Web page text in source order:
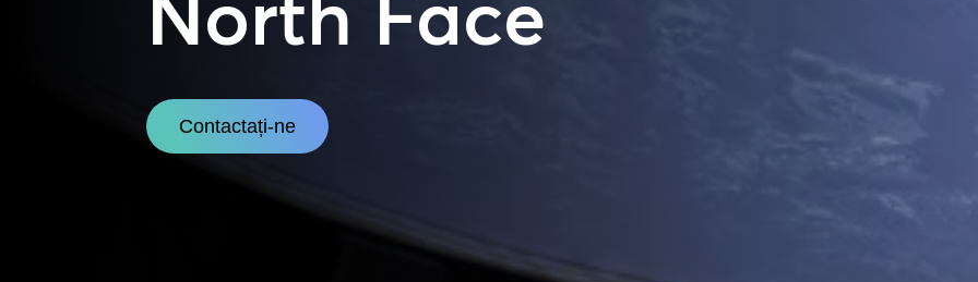
Contactați-ne